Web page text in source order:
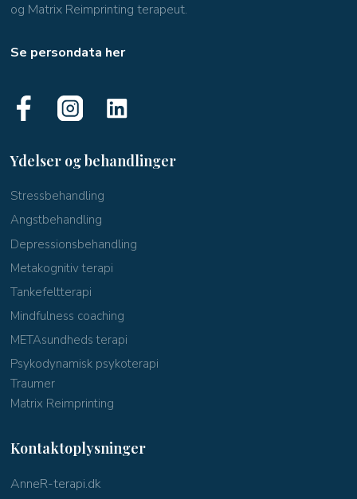
og Matrix Reimprinting terapeut.
Se persondata her
Ydelser og behandlinger
​Stressbehandling
Angstbehandling
Depressionsbehandling
Metakognitiv terapi
Tankefeltterapi
Mindfulness coaching
METAsundheds terapi
Psykodynamisk psykoterapi
Traumer
Matrix Reimprinting
Kontaktoplysninger
AnneR-terapi.dk